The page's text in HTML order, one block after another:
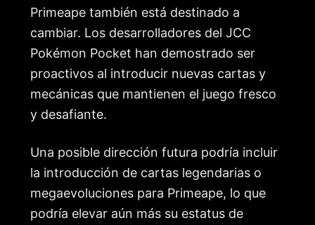
Primeape también está destinado a
cambiar. Los desarrolladores del JCC
Pokémon Pocket han demostrado ser
proactivos al introducir nuevas cartas y
mecánicas que mantienen el juego fresco
y desafiante.
Una posible dirección futura podría incluir
la introducción de cartas legendarias o
megaevoluciones para Primeape, lo que
podría elevar aún más su estatus de